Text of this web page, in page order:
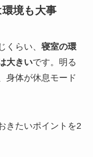
境も大事
くらい、 寝室の環
大きいです。明る
身体が休息モード
きたいポイントを2